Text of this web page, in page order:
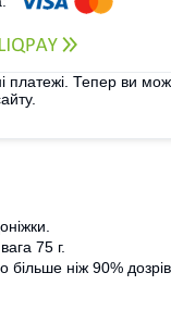
платежі. Тепер ви
75 г.
більше ніж 90%